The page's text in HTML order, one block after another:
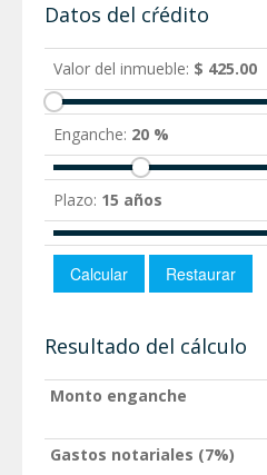
Datos del cŕédito
Valor del inmueble: $ 425.00
Enganche: 20 %
Plazo: 15 años
Resultado del cálculo
Monto enganche
Gastos notariales (7%)